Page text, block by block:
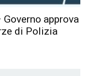
approva
di Polizia